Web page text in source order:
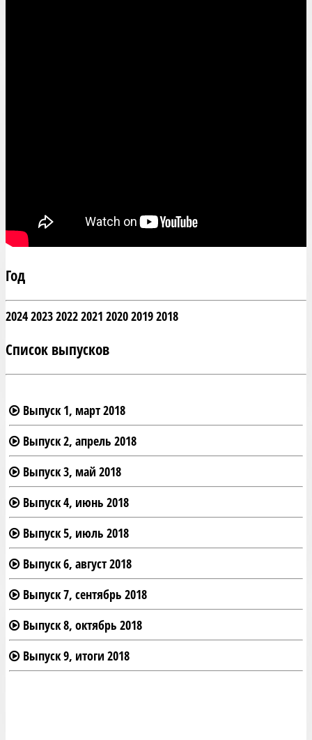
Год
2024202320222021 202020192018
Список выпусков
Выпуск 1, март 2018
Выпуск 2, апрель 2018
Выпуск 3, май 2018
Выпуск 4, июнь 2018
Выпуск 5, июль 2018
Выпуск 6, август 2018
Выпуск 7, сентябрь 2018
Выпуск 8, октябрь 2018
Выпуск 9, итоги 2018